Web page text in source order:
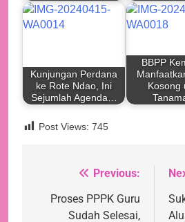
Kunjungan Perdana
ke Rote Ndao, Ini
Sejumlah Agenda…
BBPP
Kosong
Post Views: 745
Navigasi
pos
Previous:
Proses PPPK Guru
Sudah Selesai,